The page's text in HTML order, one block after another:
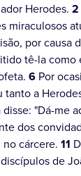
Herodes. 2
miraculosos
por causa
tê-la como
6 Por
tanto a
"Dá-me
dos
cárcere. 11
de